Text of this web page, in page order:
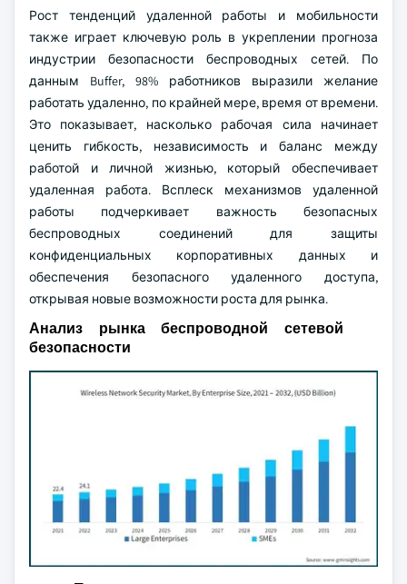
Рост тенденций удаленной работы и мобильности
также играет ключевую роль в укреплении прогноза
индустрии безопасности беспроводных сетей. По
данным Buffer, 98% работников выразили желание
работать удаленно, по крайней мере, время от времени.
Это показывает, насколько рабочая сила начинает
ценить гибкость, независимость и баланс между
работой и личной жизнью, который обеспечивает
удаленная работа. Всплеск механизмов удаленной
работы подчеркивает важность безопасных
беспроводных соединений для защиты
конфиденциальных корпоративных данных и
обеспечения безопасного удаленного доступа,
открывая новые возможности роста для рынка.
Анализ рынка беспроводной сетевой
безопасности